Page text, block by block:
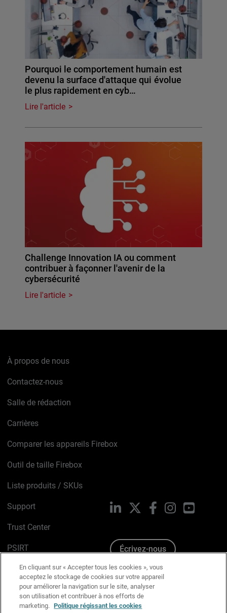
Pourquoi le comportement humain est
devenu la surface d'attaque qui évolue
le plus rapidement en cyb…
Lire l'article
Challenge Innovation IA ou comment
contribuer à façonner l'avenir de la
cybersécurité
Lire l'article
À propos de nous
Contactez-nous
Salle de rédaction
Carrières
Comparer les appareils Firebox
Outil de taille Firebox
Liste produits / SKUs
Support
Trust Center
PSIRT
Avis sur les cookies
Politique de confidentialité
Charte Graphique
LinkedIn FacebookInstagramYouTube
Écrivez-nous
En cliquant sur « Accepter tous les cookies », vous
acceptez le stockage de cookies sur votre appareil
pour améliorer la navigation sur le site, analyser
son utilisation et contribuer à nos efforts de
marketing. Politique régissant les cookies